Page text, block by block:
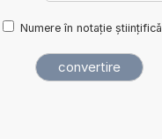
Numere în notație științifică